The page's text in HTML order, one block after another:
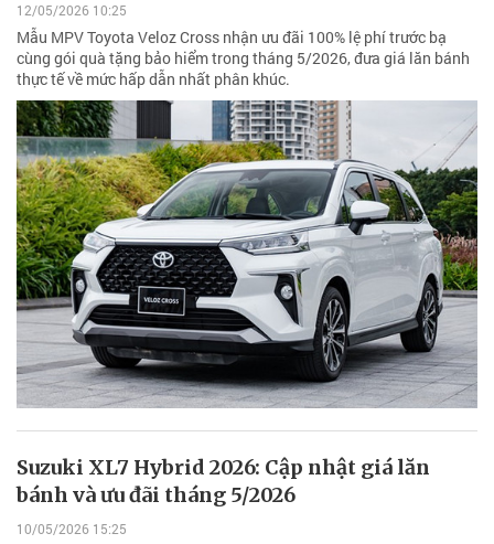
12/05/2026 10:25
Mẫu MPV Toyota Veloz Cross nhận ưu đãi 100% lệ phí trước bạ
cùng gói quà tặng bảo hiểm trong tháng 5/2026, đưa giá lăn bánh
thực tế về mức hấp dẫn nhất phân khúc.
Suzuki XL7 Hybrid 2026: Cập nhật giá lăn
bánh và ưu đãi tháng 5/2026
10/05/2026 15:25